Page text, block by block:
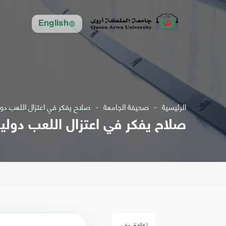
English
الرئيسية صحيفة الجامعة صلاح يفكر في اعتزال اللعب
صلاح يفكر في اعتزال اللعب